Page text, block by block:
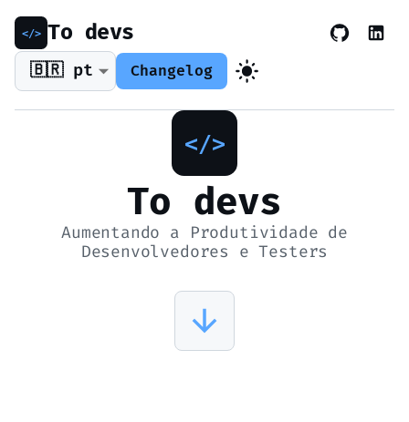
To devs
🇧🇷 pt Changelog
To devs
Aumentando a Produtividade de
Desenvolvedores e Testers